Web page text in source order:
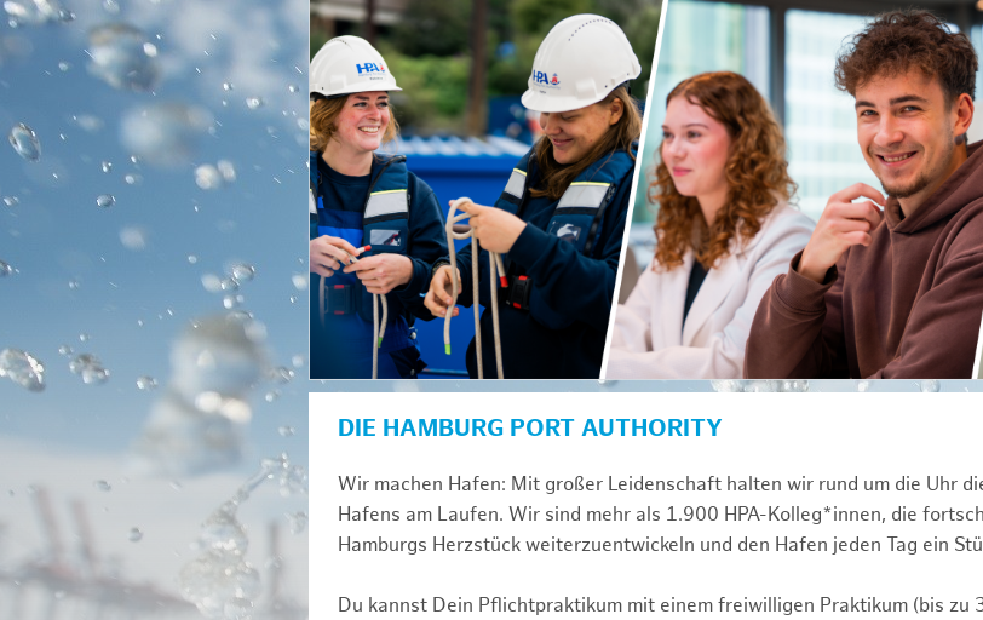
DIE HAMBURG PORT AUTHORITY
Wir machen Hafen: Mit großer Leidenschaft halten wir rund um die Uhr
Hafens am Laufen. Wir sind mehr als 1.900 HPA-Kolleg*innen, die
Hamburgs Herzstück weiterzuentwickeln und den Hafen jeden Tag ein
Du kannst Dein Pflichtpraktikum mit einem freiwilligen Praktikum (bis zu